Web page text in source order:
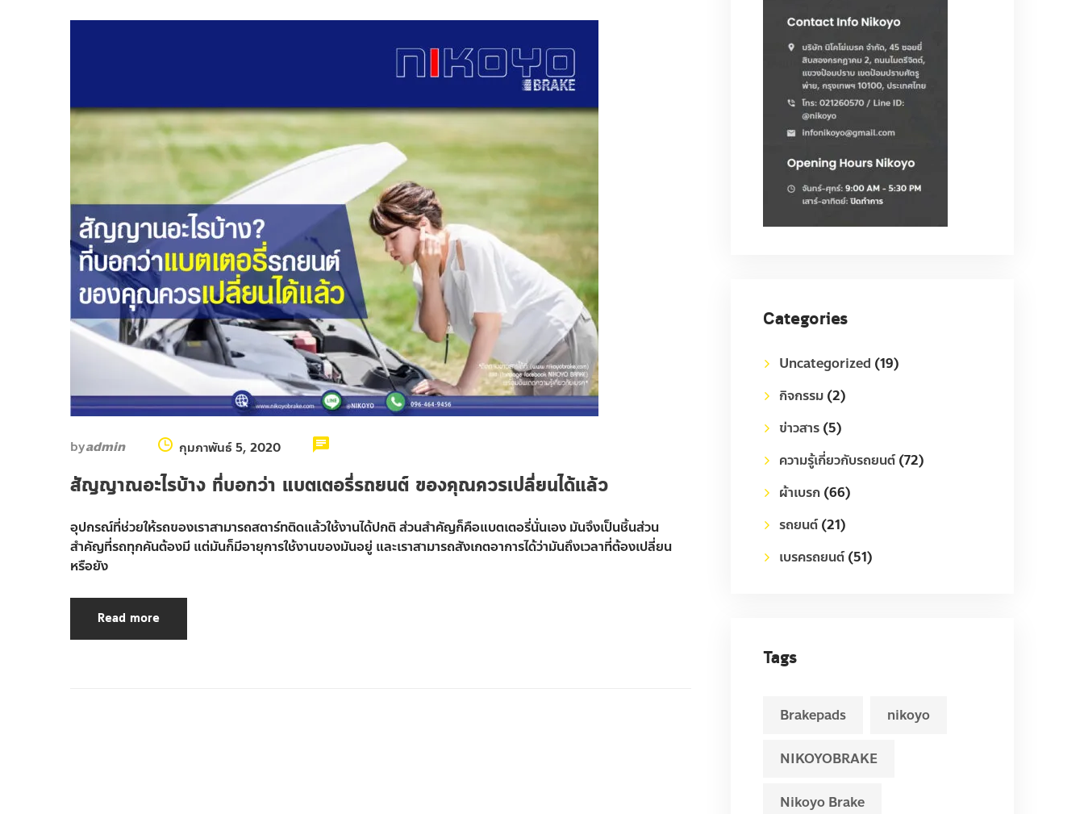
byadmin กุมภาพันธ์ 5, 2020
สัญญาณอะไรบ้าง ที่บอกว่า แบตเตอรี่รถยนต์ ของคุณควรเปลี่ยนได้แล้ว
อุปกรณ์ที่ช่วยให้รถของเราสามารถสตาร์ทติดแล้วใช้งานได้ปกติ ส่วนสำคัญก็คือแบตเตอรี่นั่นเอง มันจึงเป็นชิ้นส่วน
สำคัญที่รถทุกคันต้องมี แต่มันก็มีอายุการใช้งานของมันอยู่ และเราสามารถสังเกตอาการได้ว่ามันถึงเวลาที่ต้องเปลี่ยน
หรือยัง
Read more
Categories
Uncategorized (19)
กิจกรรม (2)
ข่าวสาร (5)
ความรู้เกี่ยวกับรถยนต์(72)
ผ้าเบรก (66)
รถยนต์(21)
เบรครถยนต์(51)
Tags
Brakepads nikoyo
NIKOYOBRAKE
Nikoyo Brake